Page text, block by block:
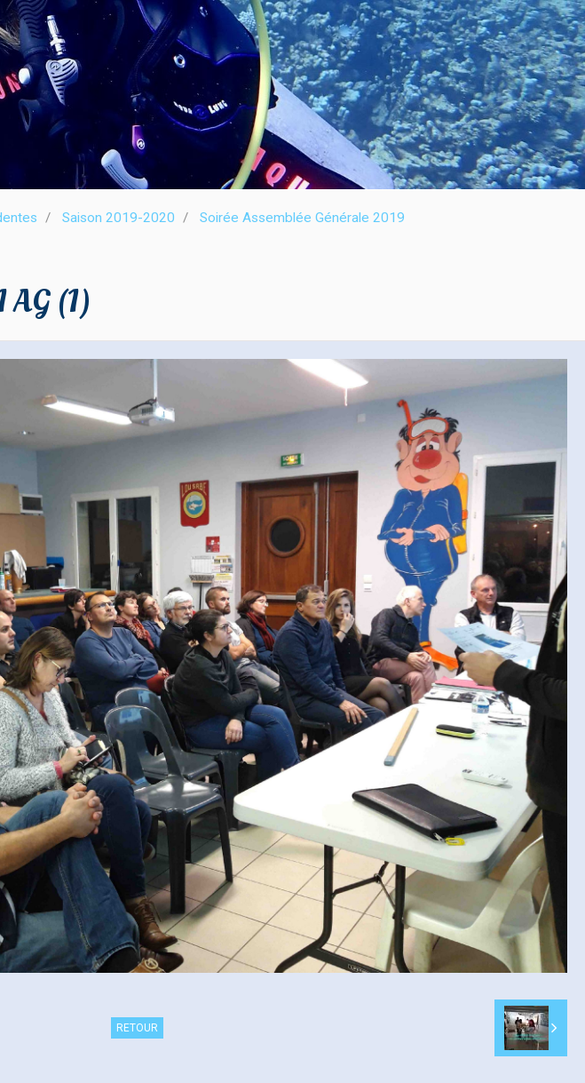
Saison 2019-2020
Soirée Assemblée Générale 2019
AG (1)
RETOUR